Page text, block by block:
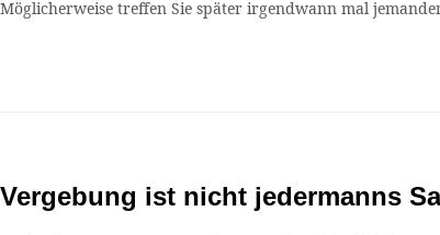
Möglicherweise treffen Sie später irgendwann mal
Vergebung ist nicht jedermanns